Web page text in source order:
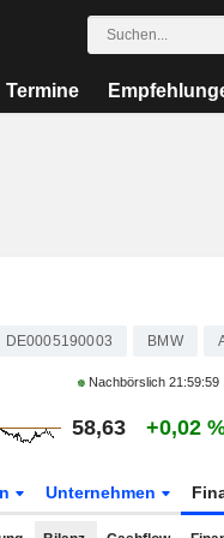
Termine
DE0005190003 BMW
Nachbörslich21:59:59
58,63 +0,02
Unternehmen